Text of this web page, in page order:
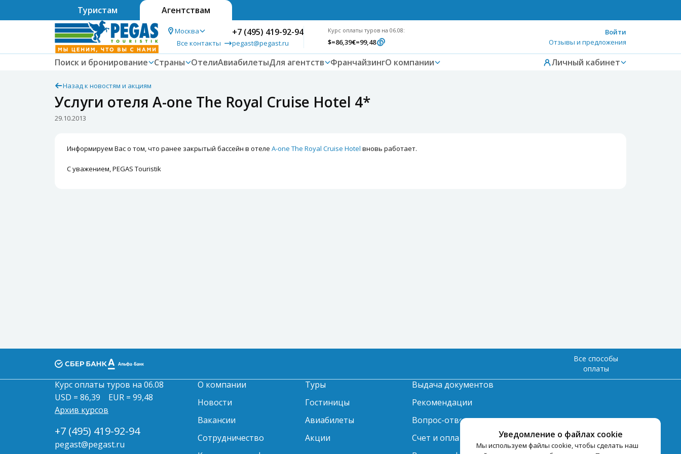
Туристам Агентствам
Москва
Все контакты
+7 (495) 419-92-94
pegast@pegast.ru
Курс оплаты туров на 06.08:
$=86,39€=99,48
Войти
Отзывы и предложения
Поиск и бронирование Страны ОтелиАвиабилетыДля агентств ФранчайзингО компании Личный кабинет
Назад к новостям и акциям
Услуги отеля A-one The Royal Cruise Hotel 4*
29.10.2013
Информируем Вас о том, что ранее закрытый бассейн в отеле A-one The Royal Cruise Hotel вновь работает.
С уважением, PEGAS Touristik
Уведомление о файлах cookie
Мы используем файлы cookie, чтобы сделать наш
Все способы
оплаты
Курс оплаты туров на 06.08
USD = 86,39
EUR = 99,48
Архив курсов
+7 (495) 419-92-94
pegast@pegast.ru
О компании
Новости
Вакансии
Сотрудничество
Туры
Гостиницы
Авиабилеты
Акции
Выдача документов
Рекомендации
Вопрос-ответ
Счет и оплата